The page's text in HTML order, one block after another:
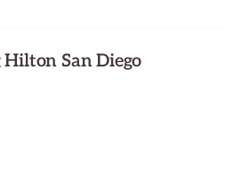
San Diego